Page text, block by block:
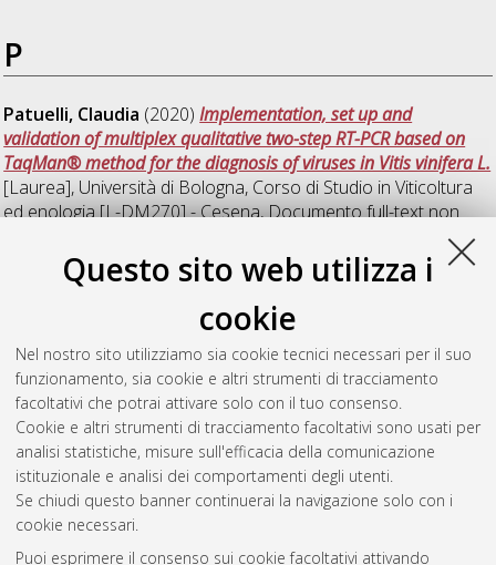
Questo sito web utilizza i
cookie
Nel nostro sito utilizziamo sia cookie tecnici necessari per il suo
funzionamento, sia cookie e altri strumenti di tracciamento
facoltativi che potrai attivare solo con il tuo consenso.
Cookie e altri strumenti di tracciamento facoltativi sono usati per
analisi statistiche, misure sull'efficacia della comunicazione
istituzionale e analisi dei comportamenti degli utenti.
Se chiudi questo banner continuerai la navigazione solo con i
cookie necessari.
Puoi esprimere il consenso sui cookie facoltativi attivando
P
Patuelli, Claudia (2020)Implementation, set up and
validation of multiplex qualitative two-step RT-PCR based on
TaqMan® method for the diagnosis of viruses in Vitis vinifera L.
[Laurea], Università di Bologna, Corso di Studio inViticoltura
ed enologia [L-DM270] - Cesena, Documento full-text non
Tontini, Daniele(2020)Potatura tardiva della vite: uno
strumento innovativo contro i cambiamenti climatici.[Laurea],
Università di Bologna, Corso di Studio inViticoltura ed
enologia [L-DM270] - Cesena
Questa lista e' stata generata ilFri Aug 7 14:16:14 2026 CEST
Atom